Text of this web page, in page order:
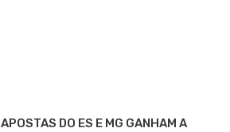
APOSTAS DO ES E MG GANHAM A